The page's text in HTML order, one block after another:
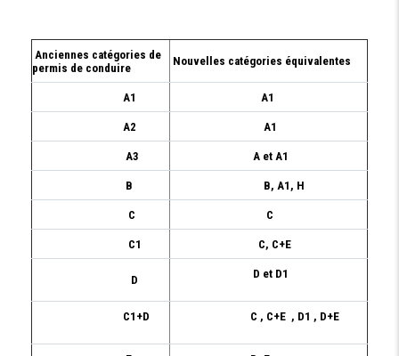
Anciennes catégories de
permis de conduire
Nouvelles catégories équivalentes
A1 A1
A2 A1
A3 A et A1
B B, A1, H
C C
C1 C, C+E
D D et D1
C1+D C , C+E , D1 , D+E